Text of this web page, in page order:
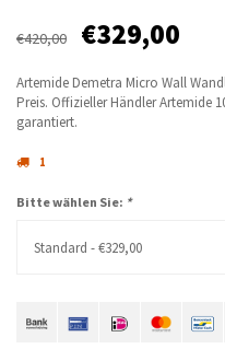
€420,00 €329,00
Artemide Demetra Micro Wall
Preis. Offizieller Händler Artemide
garantiert.
1
Bitte wählen Sie: *
Standard - €329,00